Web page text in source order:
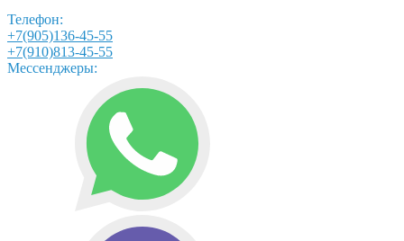
Телефон:
+7(905)136-45-55
+7(910)813-45-55
Мессенджеры: